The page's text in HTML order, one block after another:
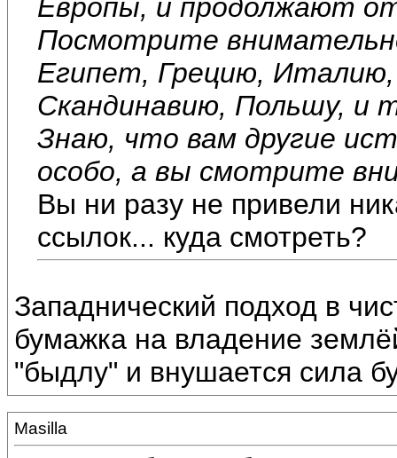
Европы, и продолжают
Посмотрите
Египет, Грецию,
Скандинавию, Польшу, и
Знаю, что вам другие
особо, а вы смотрите
Вы ни разу не привели
ссылок... куда смотреть?
Западнический подход в
бумажка на владение
"быдлу" и внушается сила
Masilla